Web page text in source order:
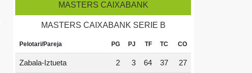
MASTERS CAIXABANK
MASTERS CAIXABANK SERIE B
Pelotari/Pareja PG PJ TF TC CO
Zabala-Iztueta 2 3 64 37 27